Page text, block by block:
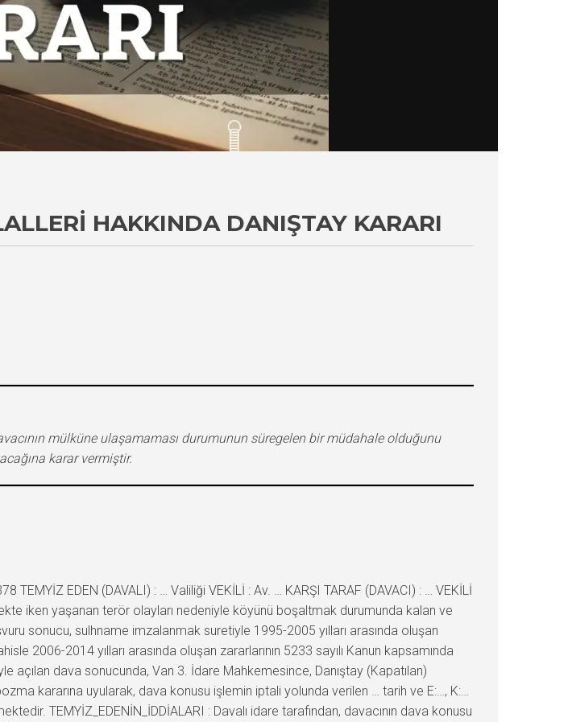
HAKKINDA DANIŞTAY KARARI
mülküne ulaşamaması durumunun süregelen bir müdahale olduğunu
karar vermiştir.
EDEN (DAVALI) : … Valiliği VEKİLİ : Av. … KARŞI TARAF (DAVACI) : … VEKİLİ
iken yaşanan terör olayları nedeniyle köyünü boşaltmak durumunda kalan ve
sonucu, sulhname imzalanmak suretiyle 1995-2005 yılları arasında oluşan
2006-2014 yılları arasında oluşan zararlarının 5233 sayılı Kanun kapsamında
açılan dava sonucunda, Van 3. İdare Mahkemesince, Danıştay (Kapatılan)
kararına uyularak, dava konusu işlemin iptali yolunda verilen … tarih ve E:…, K:…
TEMYİZ_EDENİN_İDDİALARI : Davalı idare tarafından, davacının dava konusu